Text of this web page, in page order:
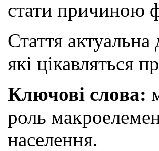
стати причиною
Стаття актуальна
які цікавляться
Ключові слова:
роль
населення.